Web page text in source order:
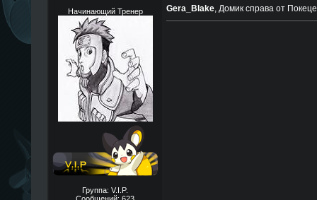
Начинающий Тренер
Группа: V.I.P.
Gera_Blake, Домик справа от